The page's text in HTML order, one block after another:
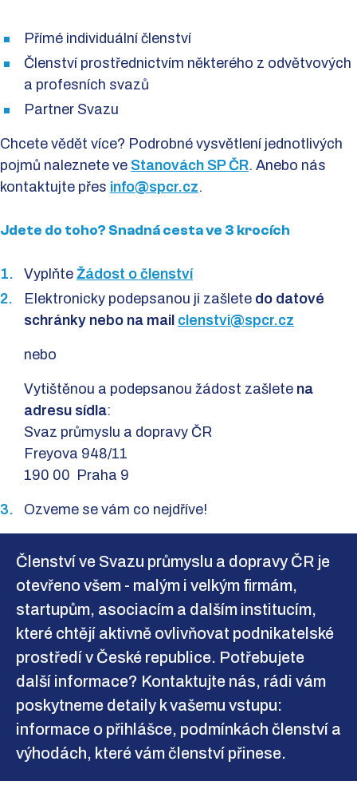
Přímé individuální členství
Členství prostřednictvím některého z odvětvových
a profesních svazů
Partner Svazu
Chcete vědět více? Podrobné vysvětlení jednotlivých
pojmů naleznete ve Stanovách SP ČR. Anebo nás
kontaktujte přes info@spcr.cz.
Jdete do toho? Snadná cesta ve 3 krocích
Vyplňte Žádost o členství
Elektronicky podepsanou ji zašlete do datové
schránky nebo na mail clenstvi@spcr.cz
nebo
Vytištěnou a podepsanou žádost zašlete na
adresu sídla:
Svaz průmyslu a dopravy ČR
Freyova 948/11
190 00 Praha 9
Ozveme se vám co nejdříve!
Členství ve Svazu průmyslu a dopravy ČR je
otevřeno všem - malým i velkým firmám,
startupům, asociacím a dalším institucím,
které chtějí aktivně ovlivňovat podnikatelské
prostředí v České republice. Potřebujete
další informace? Kontaktujte nás, rádi vám
poskytneme detaily k vašemu vstupu:
informace o přihlášce, podmínkách členství a
výhodách, které vám členství přinese.